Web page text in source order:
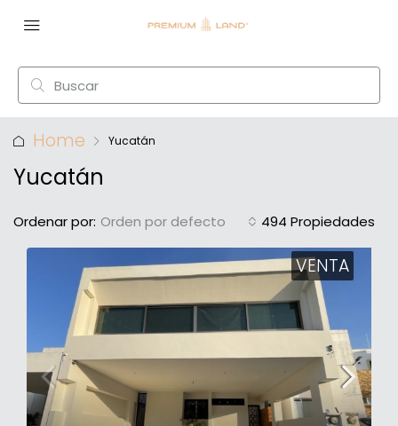
Home Yucatán
Yucatán
494 Propiedades
Ordenar por: Orden por defecto
VENTA